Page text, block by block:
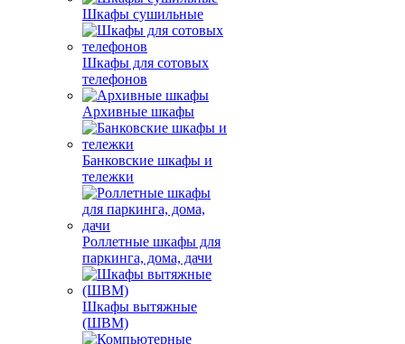
Шкафы сушильные
Шкафы для сотовых
телефонов
Архивные шкафы
Банковские шкафы и
тележки
Роллетные шкафы для
паркинга, дома, дачи
Шкафы вытяжные
(ШВМ)